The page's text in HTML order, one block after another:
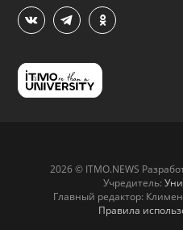
2026 © ITMO.NEWS
Учредитель:
Главный редактор:
Правила